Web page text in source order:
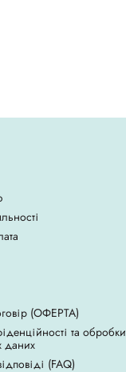
(ОФЕРТА)
та обробки
даних
(FAQ)